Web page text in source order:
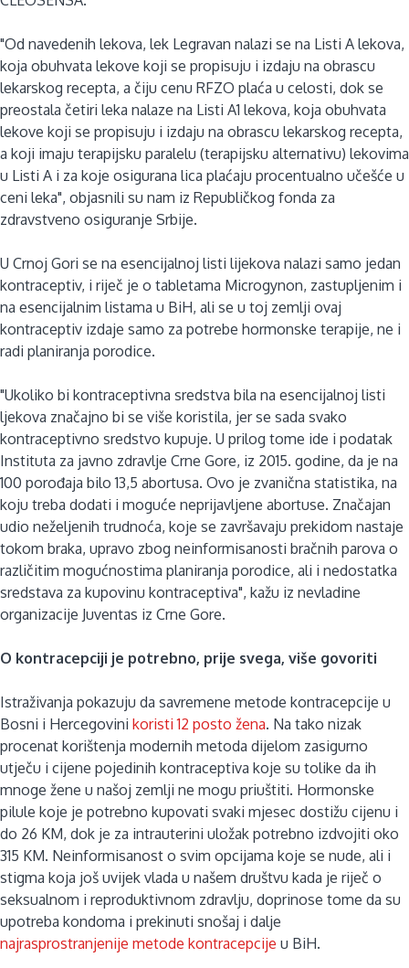
"Od navedenih lekova, lek Legravan nalazi se na Listi A lekova,
koja obuhvata lekove koji se propisuju i izdaju na obrascu
lekarskog recepta, a čiju cenu RFZO plaća u celosti, dok se
preostala četiri leka nalaze na Listi A1 lekova, koja obuhvata
lekove koji se propisuju i izdaju na obrascu lekarskog recepta,
a koji imaju terapijsku paralelu (terapijsku alternativu) lekovima
u Listi A i za koje osigurana lica plaćaju procentualno učešće u
ceni leka", objasnili su nam iz Republičkog fonda za
zdravstveno osiguranje Srbije.
U Crnoj Gori se na esencijalnoj listi lijekova nalazi samo jedan
kontraceptiv, i riječ je o tabletama Microgynon, zastupljenim i
na esencijalnim listama u BiH, ali se u toj zemlji ovaj
kontraceptiv izdaje samo za potrebe hormonske terapije, ne i
radi planiranja porodice.
"Ukoliko bi kontraceptivna sredstva bila na esencijalnoj listi
ljekova značajno bi se više koristila, jer se sada svako
kontraceptivno sredstvo kupuje. U prilog tome ide i podatak
Instituta za javno zdravlje Crne Gore, iz 2015. godine, da je na
100 porođaja bilo 13,5 abortusa. Ovo je zvanična statistika, na
koju treba dodati i moguće neprijavljene abortuse. Značajan
udio neželjenih trudnoća, koje se završavaju prekidom nastaje
tokom braka, upravo zbog neinformisanosti bračnih parova o
različitim mogućnostima planiranja porodice, ali i nedostatka
sredstava za kupovinu kontraceptiva", kažu iz nevladine
organizacije Juventas iz Crne Gore.
O kontracepciji je potrebno, prije svega, više govoriti
Istraživanja pokazuju da savremene metode kontracepcije u
Bosni i Hercegovini koristi 12 posto žena. Na tako nizak
procenat korištenja modernih metoda dijelom zasigurno
utječu i cijene pojedinih kontraceptiva koje su tolike da ih
mnoge žene u našoj zemlji ne mogu priuštiti. Hormonske
pilule koje je potrebno kupovati svaki mjesec dostižu cijenu i
do 26 KM, dok je za intrauterini uložak potrebno izdvojiti oko
315 KM. Neinformisanost o svim opcijama koje se nude, ali i
stigma koja još uvijek vlada u našem društvu kada je riječ o
seksualnom i reproduktivnom zdravlju, doprinose tome da su
upotreba kondoma i prekinuti snošaj i dalje
najrasprostranjenije metode kontracepcije u BiH.